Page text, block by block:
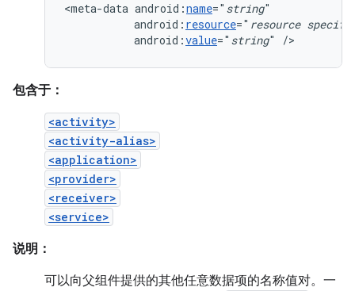
<meta-data android:name=" string
android: resource=" resource
android:value=" string" />
包含于：
<activity>
<activity-alias>
<application>
<provider>
<receiver>
<service>
说明：
可以向父组件提供的其他任意数据项的名称值对。一